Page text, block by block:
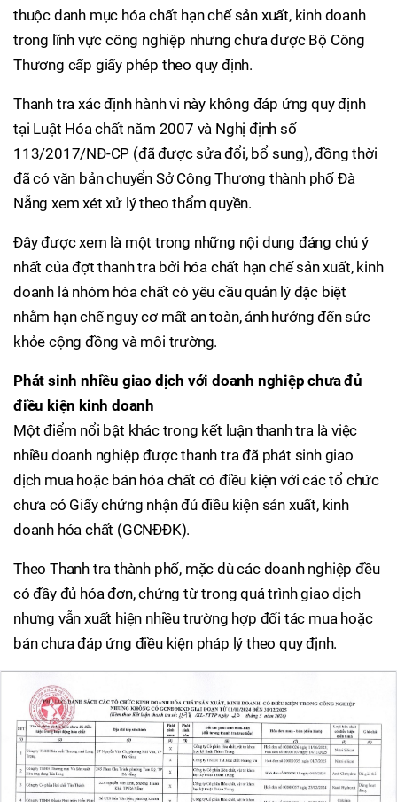
thuộc danh mục hóa chất hạn chế sản xuất, kinh doanh
trong lĩnh vực công nghiệp nhưng chưa được Bộ Công
Thương cấp giấy phép theo quy định.
Thanh tra xác định hành vi này không đáp ứng quy định
tại Luật Hóa chất năm 2007 và Nghị định số
113/2017/NĐ-CP (đã được sửa đổi, bổ sung), đồng thời
đã có văn bản chuyển Sở Công Thương thành phố Đà
Nẵng xem xét xử lý theo thẩm quyền.
Đây được xem là một trong những nội dung đáng chú ý
nhất của đợt thanh tra bởi hóa chất hạn chế sản xuất, kinh
doanh là nhóm hóa chất có yêu cầu quản lý đặc biệt
nhằm hạn chế nguy cơ mất an toàn, ảnh hưởng đến sức
khỏe cộng đồng và môi trường.
Phát sinh nhiều giao dịch với doanh nghiệp chưa đủ
điều kiện kinh doanh
Một điểm nổi bật khác trong kết luận thanh tra là việc
nhiều doanh nghiệp được thanh tra đã phát sinh giao
dịch mua hoặc bán hóa chất có điều kiện với các tổ chức
chưa có Giấy chứng nhận đủ điều kiện sản xuất, kinh
doanh hóa chất (GCNĐĐK).
Theo Thanh tra thành phố, mặc dù các doanh nghiệp đều
có đầy đủ hóa đơn, chứng từ trong quá trình giao dịch
nhưng vẫn xuất hiện nhiều trường hợp đối tác mua hoặc
bán chưa đáp ứng điều kiện pháp lý theo quy định.